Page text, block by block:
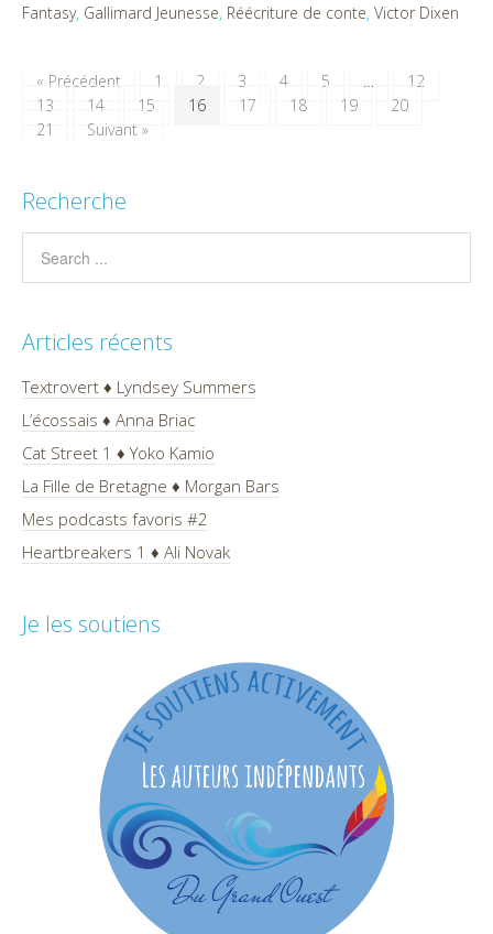
Fantasy, Gallimard Jeunesse, Réécriture de conte, Victor Dixen
« Précédent 1 2 3 4 5 …
12
13
14 15 16 17 18 19
20
21
Suivant »
Recherche
Articles récents
Textrovert ♦ Lyndsey Summers
L’écossais ♦ Anna Briac
Cat Street 1 ♦ Yoko Kamio
La Fille de Bretagne ♦ Morgan Bars
Mes podcasts favoris #2
Heartbreakers 1 ♦ Ali Novak
Je les soutiens